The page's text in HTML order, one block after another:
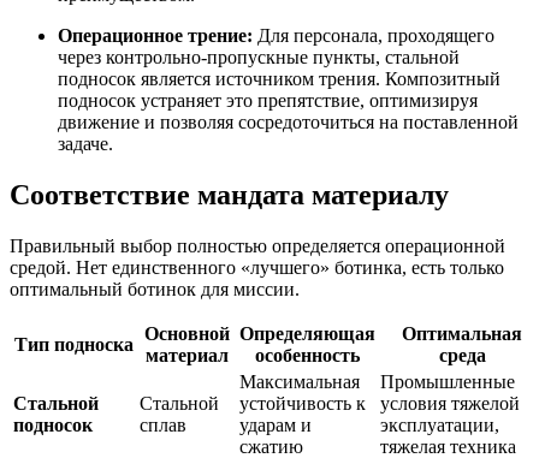
Операционное трение: Для персонала, проходящего
через контрольно-пропускные пункты, стальной
подносок является источником трения. Композитный
подносок устраняет это препятствие, оптимизируя
движение и позволяя сосредоточиться на поставленной
задаче.
Соответствие мандата материалу
Правильный выбор полностью определяется операционной
средой. Нет единственного «лучшего» ботинка, есть только
оптимальный ботинок для миссии.
Тип подноска
Основной
материал
Определяющая
особенность
Оптимальная
среда
Стальной
подносок
Стальной
сплав
Максимальная
устойчивость к
ударам и
сжатию
Промышленные
условия тяжелой
эксплуатации,
тяжелая техника